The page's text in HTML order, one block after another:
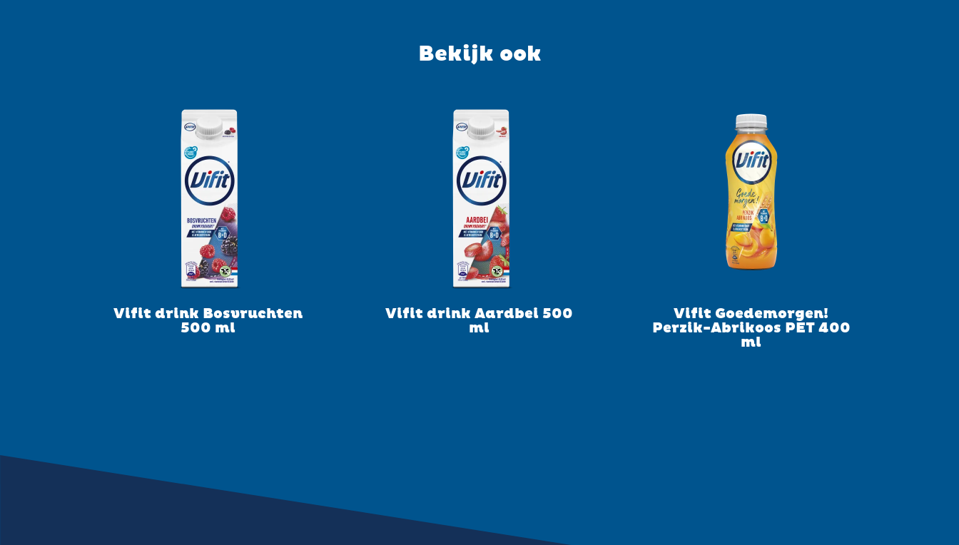
Bekijk ook
Vifit drink Bosvruchten
500 ml
Vifit drink Aardbei 500
ml
Vifit Goedemorgen!
Perzik-Abrikoos PET 400
ml